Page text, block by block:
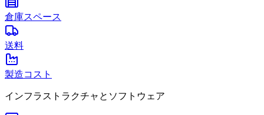
倉庫スペース
送料
製造コスト
インフラストラクチャとソフトウェア